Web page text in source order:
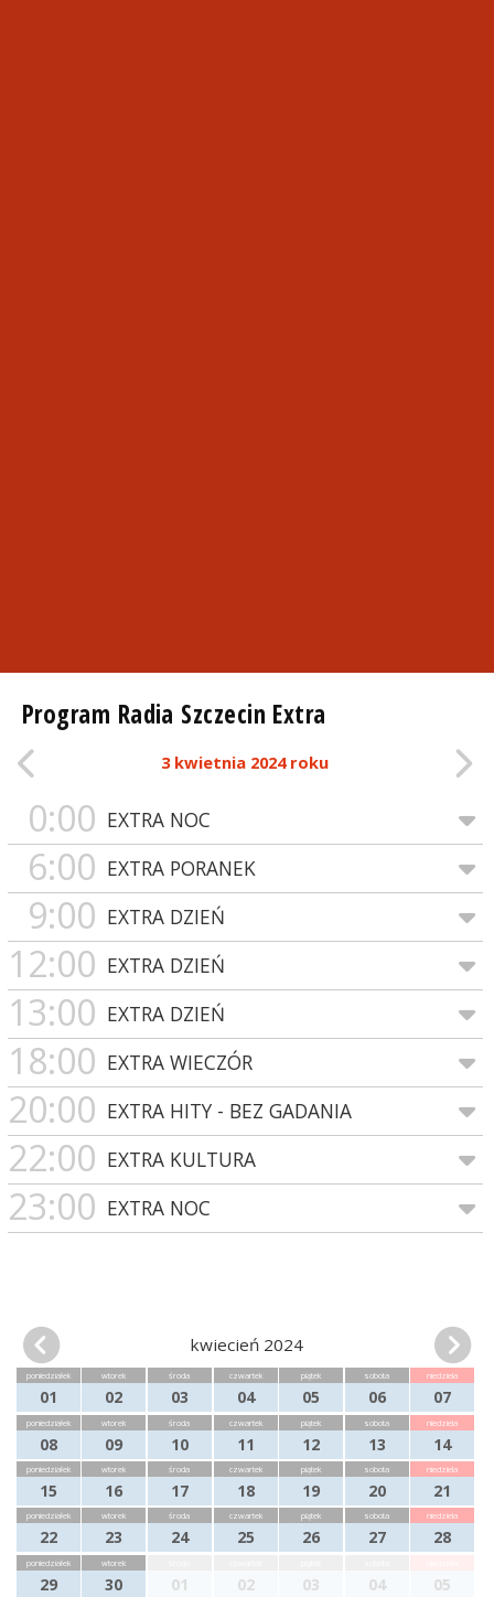
Program Radia Szczecin Extra
3 kwietnia 2024 roku
0:00 EXTRA NOC
6:00 EXTRA PORANEK
9:00 EXTRA DZIEŃ
12:00 EXTRA DZIEŃ
13:00 EXTRA DZIEŃ
18:00 EXTRA WIECZÓR
20:00 EXTRA HITY - BEZ GADANIA
22:00 EXTRA KULTURA
23:00 EXTRA NOC
kwiecień 2024
poniedziałek
01
wtorek
02
środa
03
czwartek
04
piątek
05
sobota
06
niedziela
07
poniedziałek
08
wtorek
09
środa
10
czwartek
11
piątek
12
sobota
13
niedziela
14
poniedziałek
15
wtorek
16
środa
17
czwartek
18
piątek
19
sobota
20
niedziela
21
poniedziałek
22
wtorek
23
środa
24
czwartek
25
piątek
26
sobota
27
niedziela
28
poniedziałek
29
wtorek
30 01 02 03 04 05